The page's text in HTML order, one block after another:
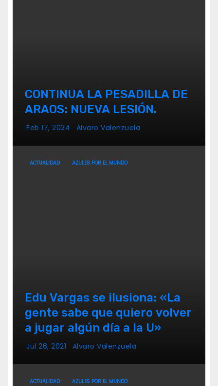
CONTINUA LA PESADILLA DE
ARAOS: NUEVA LESIÓN.
Feb 17, 2024 Alvaro Valenzuela
ACTUALIDAD AZULES POR EL MUNDO
Edu Vargas se ilusiona: «La
gente sabe que quiero volver
a jugar algún día a la U»
Jul 26, 2021 Alvaro Valenzuela
ACTUALIDAD AZULES POR EL MUNDO